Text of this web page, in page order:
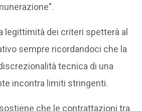
legittimità dei criteri spetterà al
sempre ricordandoci che la
tecnica di una
incontra limiti stringenti.
che le contrattazioni tra